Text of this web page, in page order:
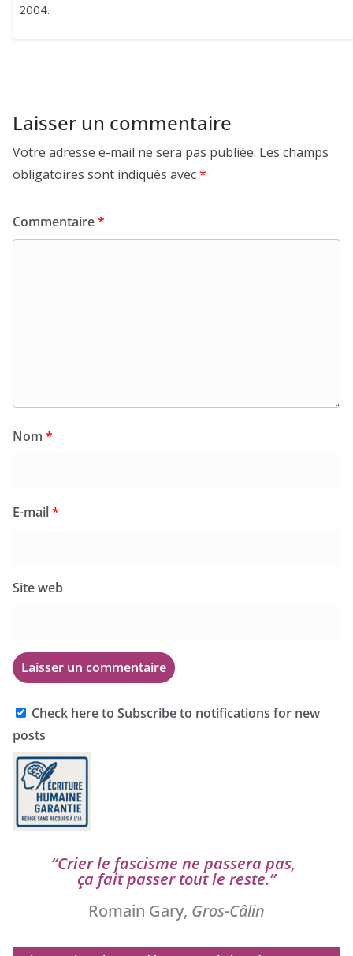
2004.
Laisser un commentaire
Votre adresse e-mail ne sera pas publiée. Les champs
obligatoires sont indiqués avec*
Commentaire*
Nom *
E-mail*
Site web
Check here to Subscribe to notifications for new
posts
“Crier le fas­cisme ne pas­se­ra pas,
ça fait pas­ser tout le reste.”
Romain Gary, Gros-Câlin